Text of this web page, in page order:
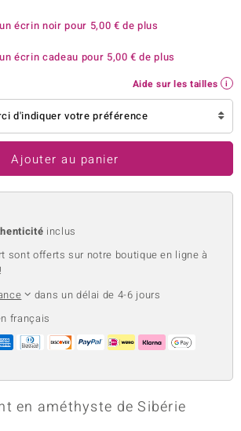
écrin noir pour 5,00 € de plus
écrin cadeau pour 5,00 € de plus
Aide sur les tailles
d'indiquer votre préférence
Ajouter au panier
inclus
sont offerts sur notre boutique en ligne à
dans un délai de 4-6 jours
français
en améthyste de Sibérie